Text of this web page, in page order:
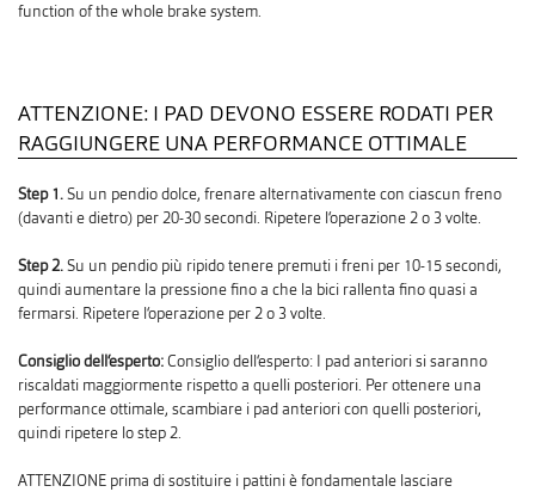
function of the whole brake system.
ATTENZIONE: I PAD DEVONO ESSERE RODATI PER
RAGGIUNGERE UNA PERFORMANCE OTTIMALE
Step 1.Su un pendio dolce, frenare alternativamente con ciascun freno
(davanti e dietro) per 20-30 secondi. Ripetere l‘operazione 2 o 3 volte.
Step 2.Su un pendio più ripido tenere premuti i freni per 10-15 secondi,
quindi aumentare la pressione fino a che la bici rallenta fino quasi a
fermarsi. Ripetere l‘operazione per 2 o 3 volte.
Consiglio dell‘esperto:Consiglio dell‘esperto: I pad anteriori si saranno
riscaldati maggiormente rispetto a quelli posteriori. Per ottenere una
performance ottimale, scambiare i pad anteriori con quelli posteriori,
quindi ripetere lo step 2.
ATTENZIONE prima di sostituire i pattini è fondamentale lasciare